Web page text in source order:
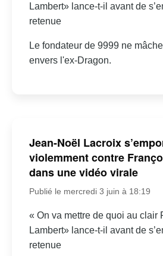
Lambert» lance-t-il avant de
retenue
Le fondateur de 9999 ne
envers l'ex-Dragon.
Jean-Noël Lacroix
violemment contre
dans une vidéo virale
Publié le mercredi 3 juin à 18:19
« On va mettre de quoi au clair
Lambert» lance-t-il avant de
retenue